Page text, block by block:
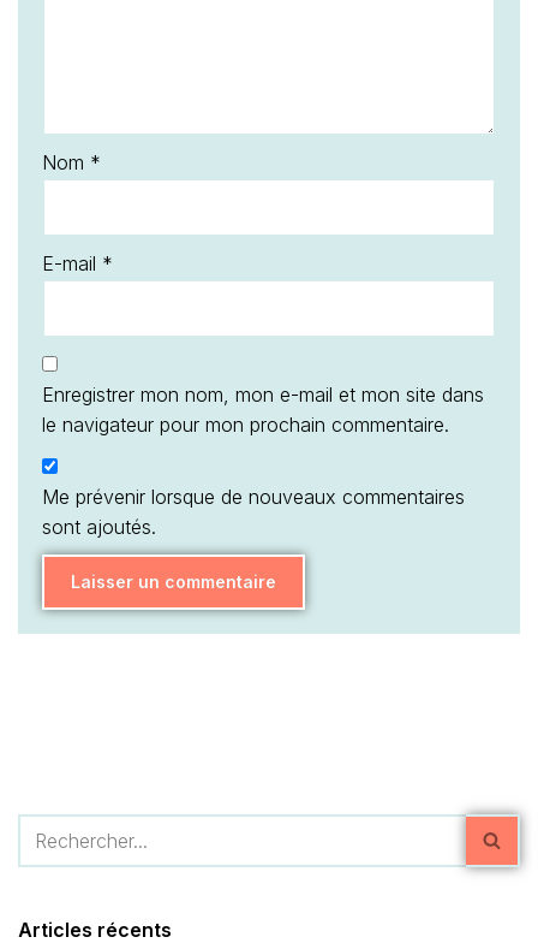
Nom *
E-mail *
Enregistrer mon nom, mon e-mail et mon site dans
le navigateur pour mon prochain commentaire.
Me prévenir lorsque de nouveaux commentaires
sont ajoutés.
Articles récents